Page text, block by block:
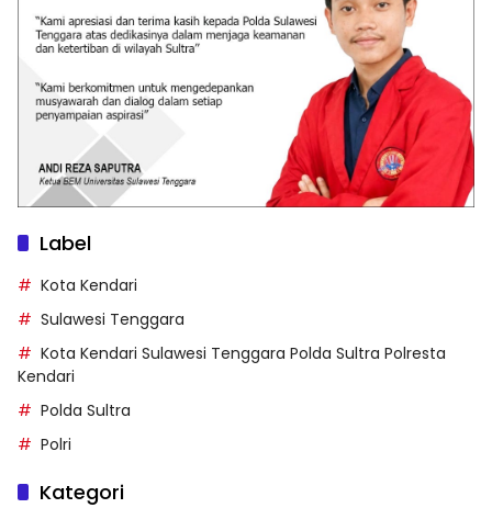
Label
Kota Kendari
Sulawesi Tenggara
Kota Kendari Sulawesi Tenggara Polda Sultra Polresta
Kendari
Polda Sultra
Polri
Kategori